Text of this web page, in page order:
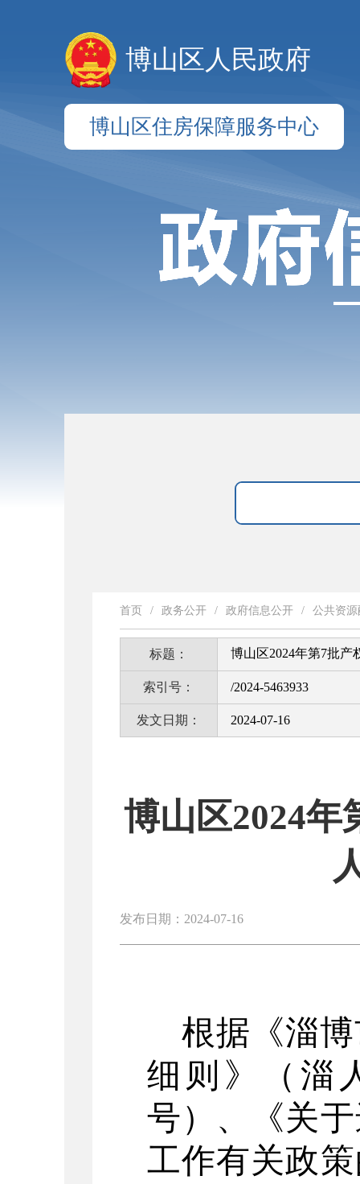
博山区人民政府
博山区住房保障服务中心
首页 / 政务公开 / 政府信息公开 / 公共资源
标题： 博山区2024年第7批产
索引号： /2024-5463933
发文日期： 2024-07-16
博山区2024年
发布日期：2024-07-16
根据 《淄
细则》（淄
号）、《关
工作有关政